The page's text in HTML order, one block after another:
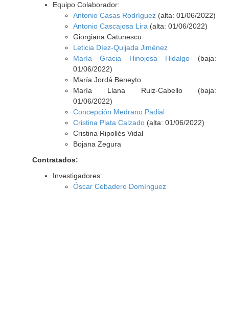
Equipo Colaborador:
Antonio Casas Rodríguez(alta: 01/06/2022)
Antonio Cascajosa Lira (alta: 01/06/2022)
Giorgiana Catunescu
Leticia Díez-Quijada Jiménez
María Gracia Hinojosa Hidalgo (baja:
01/06/2022)
María Jordá Beneyto
María Llana Ruiz-Cabello (baja:
01/06/2022)
Concepción Medrano Padial
Cristina Plata Calzado(alta: 01/06/2022)
Cristina Ripollés Vidal
Bojana Zegura
Contratados:
Investigadores:
Óscar Cebadero Domínguez